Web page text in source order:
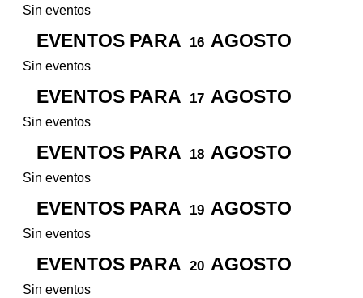
Sin eventos
EVENTOS PARA 16 AGOSTO
Sin eventos
EVENTOS PARA 17 AGOSTO
Sin eventos
EVENTOS PARA 18 AGOSTO
Sin eventos
EVENTOS PARA 19 AGOSTO
Sin eventos
EVENTOS PARA 20 AGOSTO
Sin eventos